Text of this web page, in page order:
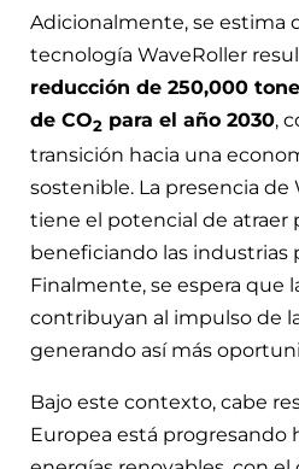
Adicionalmente, se estima
tecnología WaveRoller
reducción de 250,000
de CO2 para el año 2030,
transición hacia una
sostenible. La presencia
tiene el potencial de atraer
beneficiando las industrias
Finalmente, se espera que
contribuyan al impulso de
generando así más
Bajo este contexto, cabe
Europea está progresando